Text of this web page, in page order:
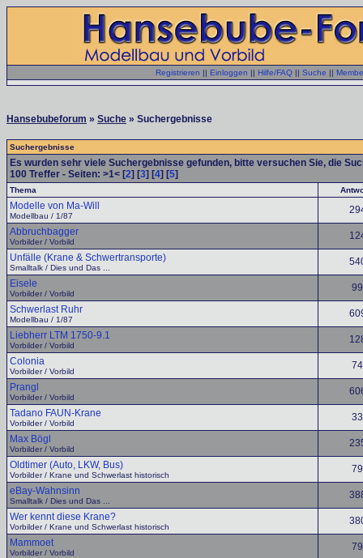
Registrieren || Einloggen || Hilfe/FAQ || Suche ||
Hansebubeforum » Suche » Suchergebnisse
Suchergebnisse
Es wurden sehr viele Suchergebnisse gefunden, bitte versuchen Sie, die
100 Treffer - Seiten: >1< [2] [3] [4] [5]
Thema
Modelle von Ma-Will
Modellbau / 1/87
Abbruchbagger
Vorbilder / Vorbild
Unfälle (Krane & Schwertransporte)
Smalltalk / Dies und Das ...
Eisele
Vorbilder / Vorbild
Schwerlast Ruhr
Modellbau / 1/87
Liebherr LTM 1750-9.1
Vorbilder / Vorbild
Colonia
Vorbilder / Vorbild
Prangl
Vorbilder / Vorbild
Tadano FAUN-Krane
Vorbilder / Vorbild
Max Bögl
Vorbilder / Vorbild
Oldtimer (Auto, LKW, Bus)
Vorbilder / Krane und Schwerlast historisch
eBay-Wahnsinn
Smalltalk / Dies und Das ...
Wer kennt diese Krane?
Vorbilder / Krane und Schwerlast historisch
Mammoet
Vorbilder / Vorbild